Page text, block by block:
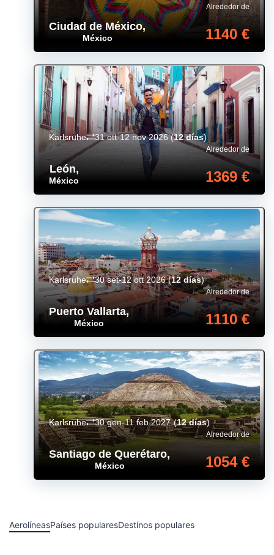
Ciudad de México,
México
Alrededor de
1140 €
León,
México
Alrededor de
1369 €
Karlsruhe 31 ott-12 nov 2026(12 días)
Puerto Vallarta,
México
Alrededor de
1110 €
Karlsruhe 30 set-12 ott 2026(12 días)
Santiago de Querétaro,
México
Alrededor de
1054 €
Karlsruhe 30 gen-11 feb 2027(12 días)
AerolíneasPaíses popularesDestinos populares